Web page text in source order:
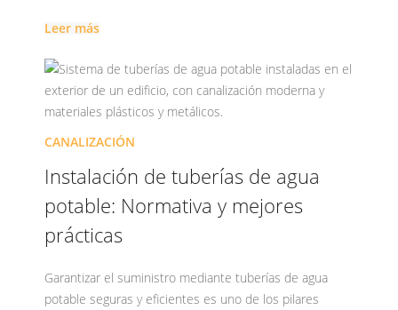
Leer más
CANALIZACIÓN
Instalación de tuberías de agua
potable: Normativa y mejores
prácticas
Garantizar el suministro mediante tuberías de agua
potable seguras y eficientes es uno de los pilares